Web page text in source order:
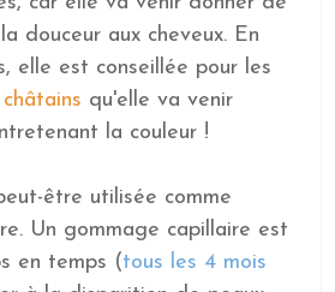
douceur aux cheveux. En
elle est conseillée pour les
châtains qu'elle va venir
la couleur !
être utilisée comme
Un gommage capillaire est
en temps (tous les 4 mois